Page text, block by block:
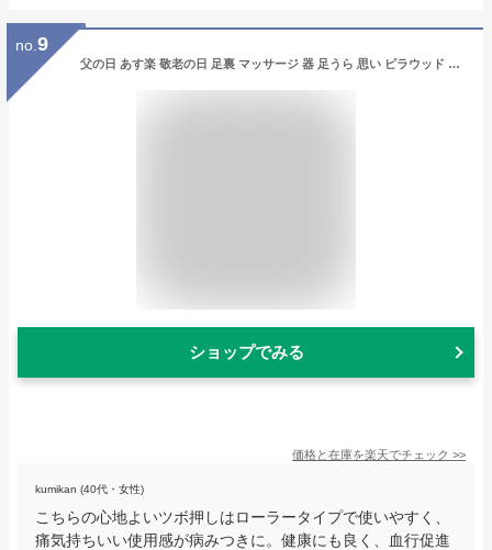
no. 9
父の日 あす楽 敬老の日 足裏 マッサージ 器 足うら 思い ピラウッド ローラー ミニ 足つぼ むくみ ツボ押し 健康グッズ 健康器具 フットマッサージャー ギフト 在宅ワーク 40代 50代 60代 70代 80代 コロコロ ころころ ツボ押し 高齢者 実用的
ショップでみる
価格と在庫を楽天でチェック >>
kumikan (40代・女性)
こちらの心地よいツボ押しはローラータイプで使いやすく、
痛気持ちいい使用感が病みつきに。健康にも良く、血行促進